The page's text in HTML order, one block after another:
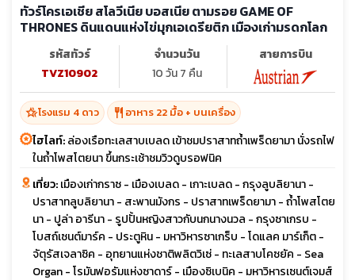
ทัวร์โครเอเชีย สโลวีเนีย บอสเนีย ตามรอย GAME OF
THRONES ดินแดนแห่งไข่มุกเอเดรียติก เมืองเก่ามรดกโลก
รหัสทัวร์
TVZ10902
จำนวนวัน
10 วัน 7 คืน
สายการบิน
hotel_classโรงแรม 4 ดาว restaurant อาหาร 22 มื้อ + บนเครื่อง
ไฮไลท์:ล่องเรือทะเลสาบเบลด เข้าชมปราสาทถ้ำเพร็ดยามา นั่งรถไฟ
ในถ้ำโพสโตยนา ขึ้นกระเช้าชมวิวดูบรอฟนิค
เที่ยว:เมืองเก่ากราซ - เมืองเบลด - เกาะเบลด - กรุงลูบลิยานา -
ปราสาทลูบลิยานา - สะพานมังกร - ปราสาทเพร็ดยามา - ถ้ำโพสโตย
นา - ปูล่า อารีนา - รูปปั้นหญิงสาวกับนกนางนวล - กรุงซาเกรบ -
โบสถ์เซนต์มาร์ค - ประตูหิน - มหาวิหารซาเกร็บ - โดแลค มาร์เก็ต -
จัตุรัสเจลาซิค - อุทยานแห่งชาติพลิตวิเซ่ - ทะเลสาบโคซยัค - Sea
Organ - โรมันฟอรัมแห่งซาดาร์ - เมืองซิเบนิค - มหาวิหารเซนต์เจมส์